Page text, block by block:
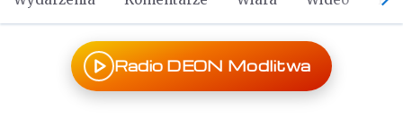
Radio DEON Modlitwa